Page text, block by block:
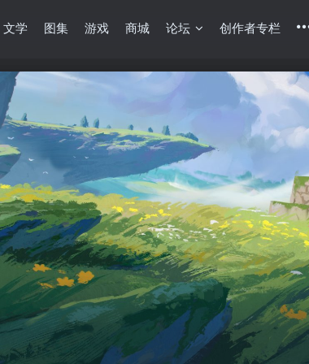
文学 图集 游戏 商城 论坛 创作者专栏